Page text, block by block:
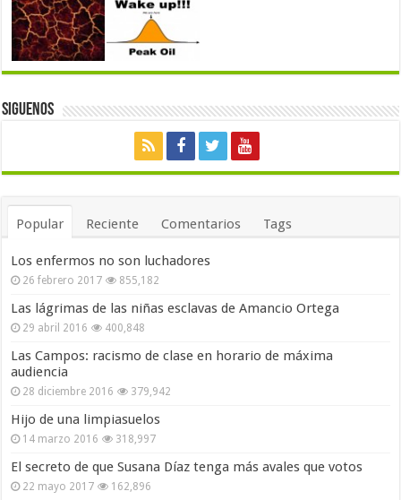
Siguenos
Popular Reciente Comentarios Tags
Los enfermos no son luchadores
26 febrero 2017 855,182
Las lágrimas de las niñas esclavas de Amancio Ortega
29 abril 2016 400,848
Las Campos: racismo de clase en horario de máxima
audiencia
28 diciembre 2016 379,942
Hijo de una limpiasuelos
14 marzo 2016 318,997
El secreto de que Susana Díaz tenga más avales que votos
22 mayo 2017 162,896